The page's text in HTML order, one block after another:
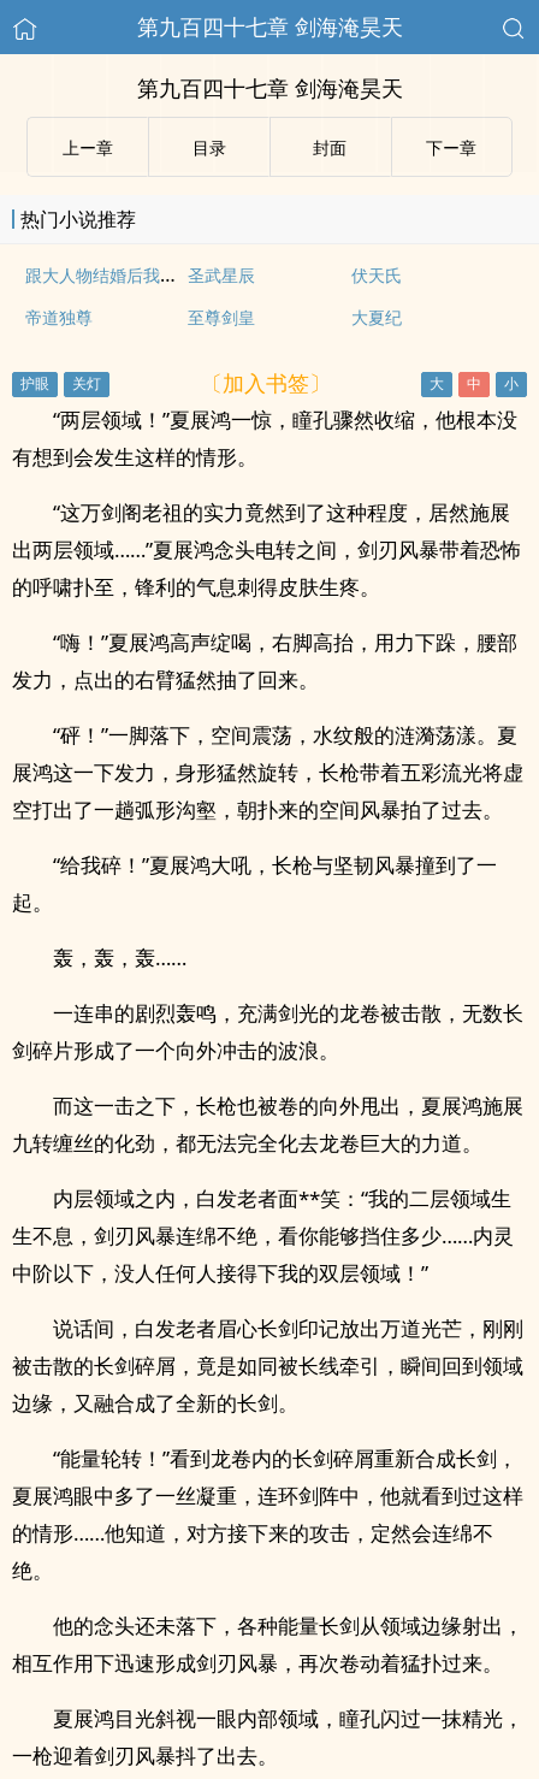
第九百四十七章 剑海淹昊天
第九百四十七章 剑海淹昊天
上ー章 目录 封面 下ー章
热门小说推荐
跟大人物结婚后我成了星际第一网红 圣武星辰
伏天氏
帝道独尊
至尊剑皇 大夏纪
〔加入书签〕
“两层领域！”夏展鸿一惊，瞳孔骤然收缩，他根本没
有想到会发生这样的情形。
“这万剑阁老祖的实力竟然到了这种程度，居然施展
出两层领域……”夏展鸿念头电转之间，剑刃风暴带着恐怖
的呼啸扑至，锋利的气息刺得皮肤生疼。
“嗨！”夏展鸿高声绽喝，右脚高抬，用力下跺，腰部
发力，点出的右臂猛然抽了回来。
“砰！”一脚落下，空间震荡，水纹般的涟漪荡漾。夏
展鸿这一下发力，身形猛然旋转，长枪带着五彩流光将虚
空打出了一趟弧形沟壑，朝扑来的空间风暴拍了过去。
“给我碎！”夏展鸿大吼，长枪与坚韧风暴撞到了一
起。
轰，轰，轰……
一连串的剧烈轰鸣，充满剑光的龙卷被击散，无数长
剑碎片形成了一个向外冲击的波浪。
而这一击之下，长枪也被卷的向外甩出，夏展鸿施展
九转缠丝的化劲，都无法完全化去龙卷巨大的力道。
内层领域之内，白发老者面**笑：“我的二层领域生
生不息，剑刃风暴连绵不绝，看你能够挡住多少……内灵
中阶以下，没人任何人接得下我的双层领域！”
说话间，白发老者眉心长剑印记放出万道光芒，刚刚
被击散的长剑碎屑，竟是如同被长线牵引，瞬间回到领域
边缘，又融合成了全新的长剑。
“能量轮转！”看到龙卷内的长剑碎屑重新合成长剑，
夏展鸿眼中多了一丝凝重，连环剑阵中，他就看到过这样
的情形……他知道，对方接下来的攻击，定然会连绵不
绝。
他的念头还未落下，各种能量长剑从领域边缘射出，
相互作用下迅速形成剑刃风暴，再次卷动着猛扑过来。
夏展鸿目光斜视一眼内部领域，瞳孔闪过一抹精光，
一枪迎着剑刃风暴抖了出去。